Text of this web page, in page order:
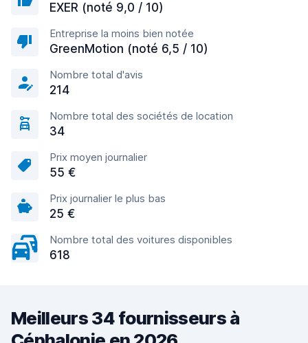
EXER (noté 9,0 / 10)
Entreprise la moins bien notée
GreenMotion (noté 6,5 / 10)
Nombre total d'avis
214
Nombre total des sociétés de location
34
Prix moyen journalier
55 €
Prix journalier le plus bas
25 €
Nombre total des voitures disponibles
618
Meilleurs 34 fournisseurs à